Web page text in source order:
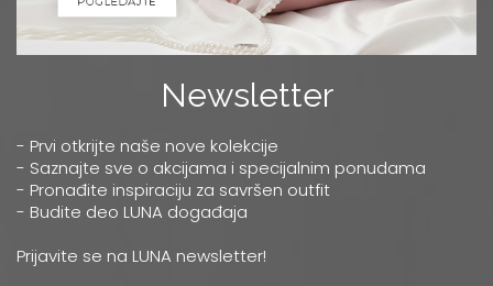
Newsletter
- Prvi otkrijte naše nove kolekcije
- Saznajte sve o akcijama i specijalnim ponudama
- Pronađite inspiraciju za savršen outfit
- Budite deo LUNA događaja
Prijavite se na LUNA newsletter!